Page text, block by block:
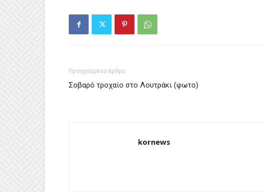
Προηγούμενο άρθρο
Σοβαρό τροχαίο στο Λουτράκι (φωτο)
kornews